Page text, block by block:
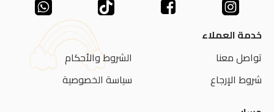
خدمة العملاء
تواصل معنا
شروط الإرجاع
الشروط والأحكام
سياسة الخصوصية